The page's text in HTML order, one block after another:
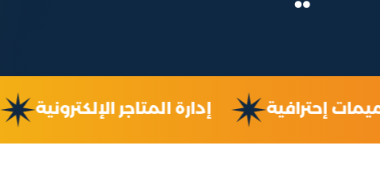
تصميمات إحترافية إدارة المتاجر الإلكترونية